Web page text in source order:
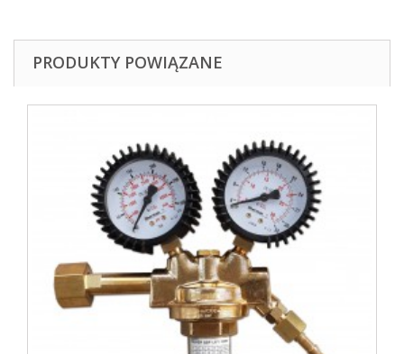
PRODUKTY POWIĄZANE